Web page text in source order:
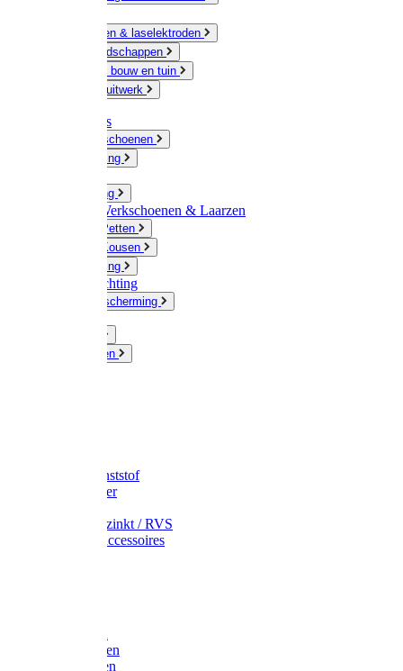
Slijpschijven & laselektroden
Handgereedschappen
IJzerwaren bouw en tuin
Hang en sluitwerk
Disposables
Werkhandschoenen
Regenkleding
Werkkleding
Wandel-/ Werkschoenen & Laarzen
Hoeden / Petten
Sokken / Kousen
Winterkleding
Winkelinrichting
Gelaatsbescherming
Knaagdieren
Emmer kunststof
Schepemmer
Emmer verzinkt / RVS
Regenton accessoires
Gazonharken
Asfaltharken